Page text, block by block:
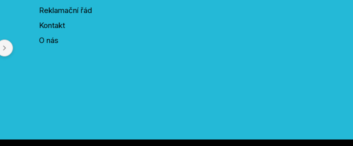
Jan Seko
před 2 lety
Reklamační řád
Kontakt
O nás